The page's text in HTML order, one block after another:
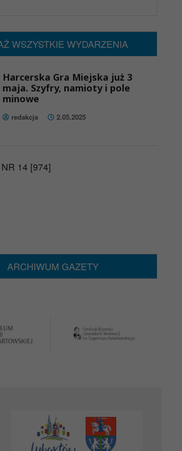
WSZYSTKIE WYDARZENIA
Harcerska Gra Miejska już 3
maja. Szyfry, namioty i pole
minowe
redakcja 2.05.2025
14 [974]
ARCHIWUM GAZETY